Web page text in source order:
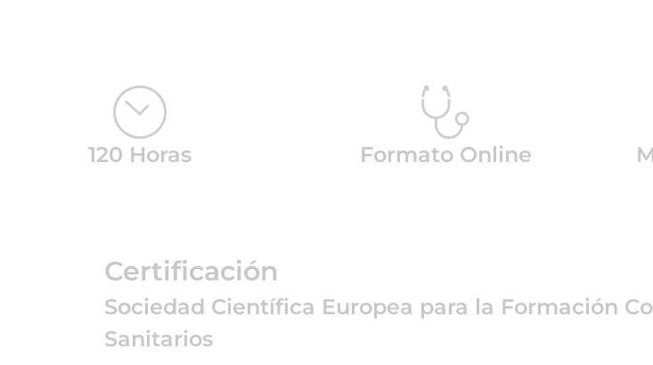
120 Horas Formato Online
Certificación
Sociedad Científica Europea para la Formación
Sanitarios